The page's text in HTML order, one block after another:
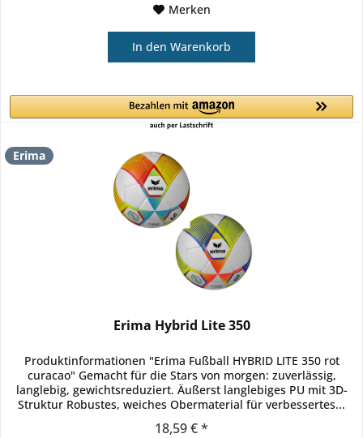
Merken
In den Warenkorb
Erima
Erima Hybrid Lite 350
Produktinformationen "Erima Fußball HYBRID LITE 350 rot
curacao" Gemacht für die Stars von morgen: zuverlässig,
langlebig, gewichtsreduziert. Äußerst langlebiges PU mit 3D-
Struktur Robustes, weiches Obermaterial für verbessertes...
18,59 € *